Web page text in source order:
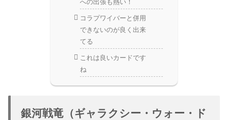
への出張も熱い！
コラプワイバーと併用
できないのが良く出来
てる
これは良いカードです
ね
銀河戦竜（ギャラクシー・ウォー・ド